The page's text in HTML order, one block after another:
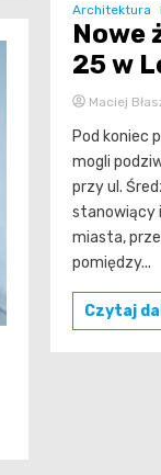
Architektura
Nowe
25 w
Maciej
Pod koniec
mogli
przy ul.
stanowiący
miasta,
pomiędzy...
Czytaj